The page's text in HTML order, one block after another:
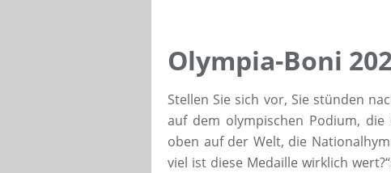
Olympia-Boni
Stellen Sie sich vor, Sie stünden
auf dem olympischen Podium,
oben auf der Welt, die
viel ist diese Medaille wirklich